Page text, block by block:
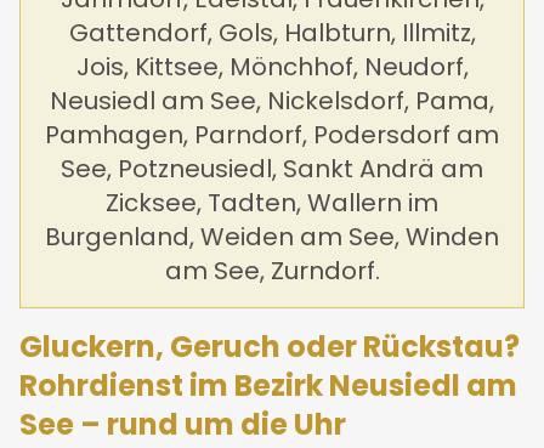
Gattendorf, Gols, Halbturn, Illmitz,
Jois, Kittsee, Mönchhof, Neudorf,
Neusiedl am See, Nickelsdorf, Pama,
Pamhagen, Parndorf, Podersdorf am
See, Potzneusiedl, Sankt Andrä am
Zicksee, Tadten, Wallern im
Burgenland, Weiden am See, Winden
am See, Zurndorf.
Gluckern, Geruch oder Rückstau?
Rohrdienst im Bezirk Neusiedl am
See – rund um die Uhr